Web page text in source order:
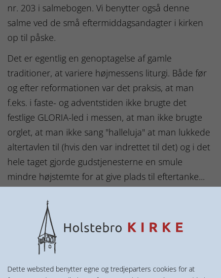
nr. 203 i salmebogen. Vi benytter også denne
salme ved de små eftermiddagsandagter i kirken
op til påske.
Det er egentlig en genoptagelse af gamle
traditioner, at variere højmessens liturgi. Både før
og efter reformationen var det praksis, at man
f.eks. i faste- og adventstiden ikke brugte det
festlige GLORIA-led i messen, at man ikke brugte
orglet, at man ikke sang "halleluja" at man lukkede
altertavlen til (hvis den var indrettet til det) og i det
hele taget gjorde gudstjenesterne en smule
mindre højstemte for at give plads til eftertanke...
faldt denne praksis bort og der var ikke rigtigt
nogle ydre ting (udover f.eks. farven på
messehagelen eller valg af musik) der var med til at
tegne dagens eller den kirkelige årstids særlige
karakter.
Dette websted benytter egne og tredjeparters cookies for at